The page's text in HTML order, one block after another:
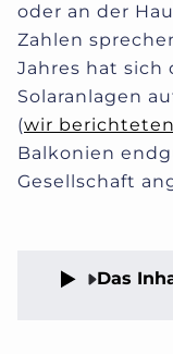
oder an der
Zahlen
Jahres hat sich
Solaranlagen
(wir berichteten
Balkonien
Gesellschaft
Das